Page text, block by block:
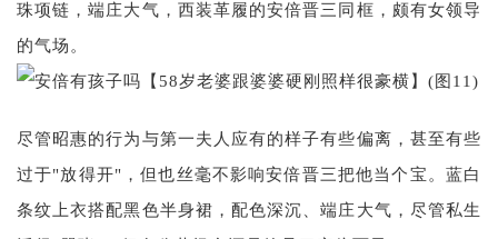
珠项链，端庄大气，西装革履的安倍晋三同框，颇有女领导
的气场。
尽管昭惠的行为与第一夫人应有的样子有些偏离，甚至有些
过于"放得开"，但也丝毫不影响安倍晋三把他当个宝。蓝白
条纹上衣搭配黑色半身裙，配色深沉、端庄大气，尽管私生